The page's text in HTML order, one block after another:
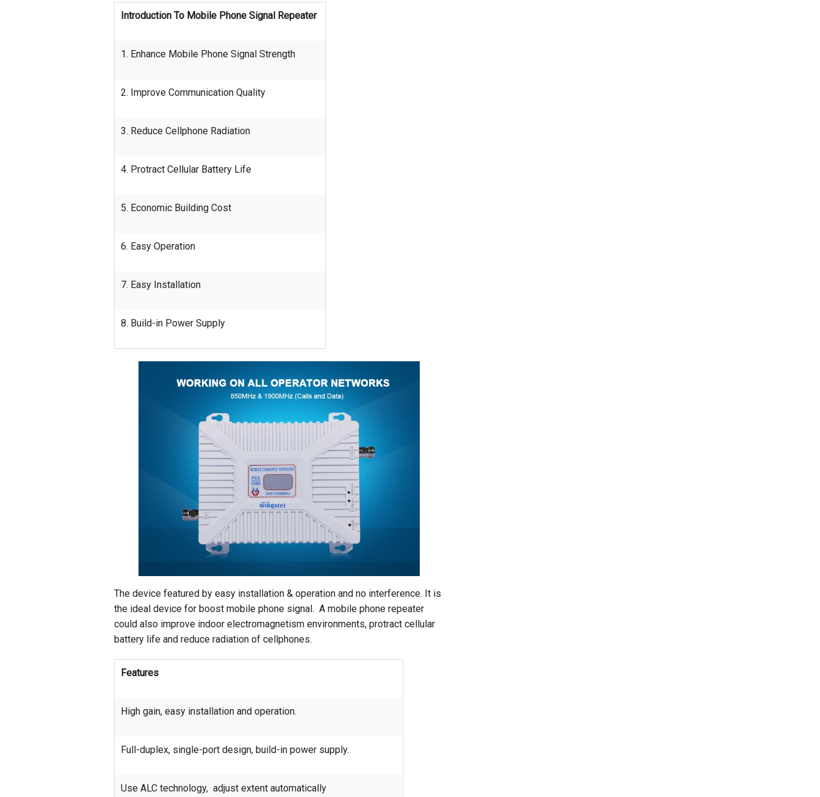
Introduction To Mobile Phone Signal Repeater
1. Enhance Mobile Phone Signal Strength
2. Improve Communication Quality
3. Reduce Cellphone Radiation
4. Protract Cellular Battery Life
5. Economic Building Cost
6. Easy Operation
7. Easy Installation
8. Build-in Power Supply
The device featured by easy installation & operation and no interference. It is
the ideal device for boost mobile phone signal. A mobile phone repeater
could also improve indoor electromagnetism environments, protract cellular
battery life and reduce radiation of cellphones.
Features
High gain, easy installation and operation.
Full-duplex, single-port design, build-in power supply.
Use ALC technology, adjust extent automatically